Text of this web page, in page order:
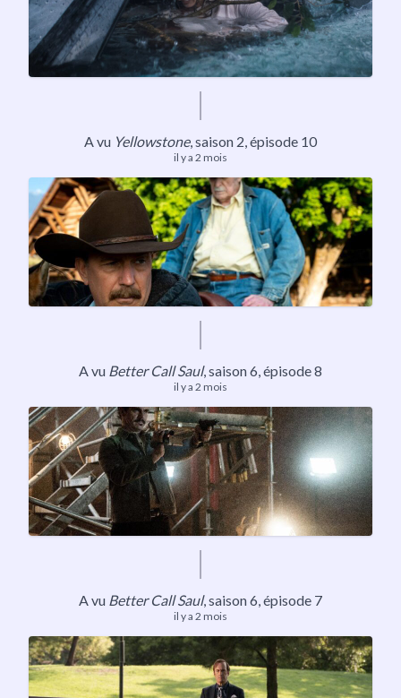
A vu Yellowstone,saison 2, épisode 10
il y a 2 mois
A vu Better Call Saul,saison 6, épisode 8
il y a 2 mois
A vu Better Call Saul,saison 6, épisode 7
il y a 2 mois